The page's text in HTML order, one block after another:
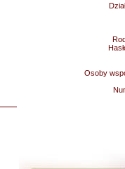
Osoby